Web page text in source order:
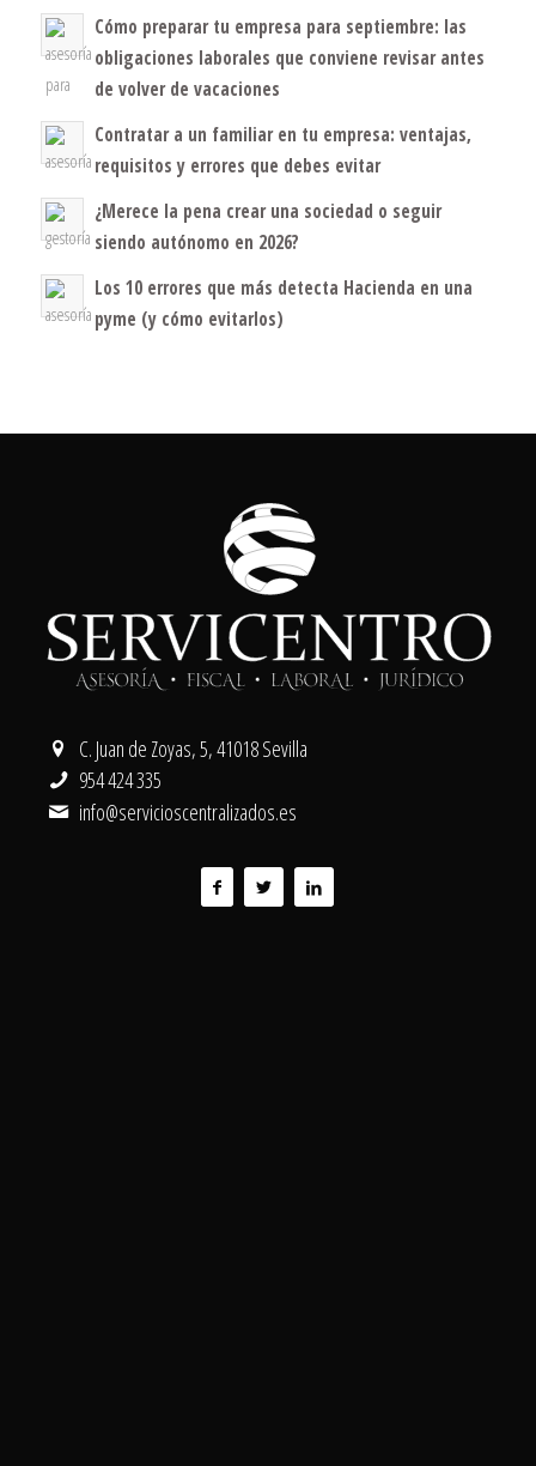
Cómo preparar tu empresa para septiembre: las
obligaciones laborales que conviene revisar antes
de volver de vacaciones
Contratar a un familiar en tu empresa: ventajas,
requisitos y errores que debes evitar
¿Merece la pena crear una sociedad o seguir
siendo autónomo en 2026?
Los 10 errores que más detecta Hacienda en una
pyme (y cómo evitarlos)
C. Juan de Zoyas, 5, 41018 Sevilla
954 424 335
info@servicioscentralizados.es